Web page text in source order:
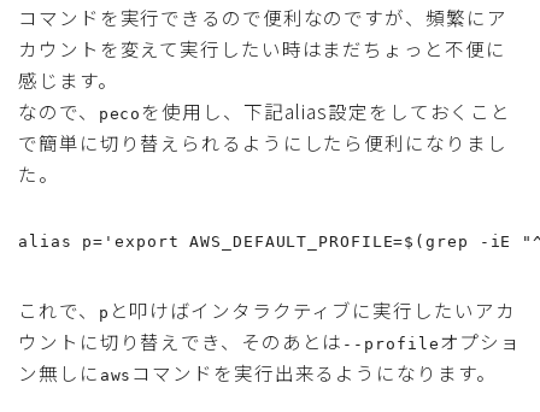
コマンドを実行できるので便利なのですが、頻繁にア
カウントを変えて実行したい時はまだちょっと不便に
感じます。
なので、
peco を使用し、下記alias設定をしておくこと
で簡単に切り替えられるようにしたら便利になりまし
た。
alias p='export
これで、 p と叩けばインタラクティブに実行したいアカ
ウントに切り替えでき、そのあとは --profile オプショ
ン無しに aws コマンドを実行出来るようになります。